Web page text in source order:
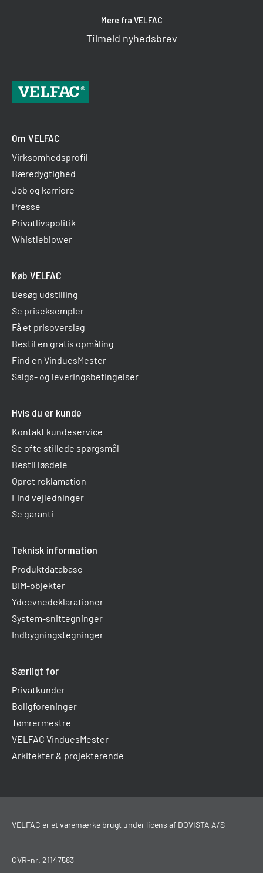
Mere fra VELFAC
Tilmeld nyhedsbrev
Om VELFAC
Virksomhedsprofil
Bæredygtighed
Job og karriere
Presse
Privatlivspolitik
Whistleblower
Køb VELFAC
Besøg udstilling
Se priseksempler
Få et prisoverslag
Bestil en gratis opmåling
Find en VinduesMester
Salgs- og leveringsbetingelser
Hvis du er kunde
Kontakt kundeservice
Se ofte stillede spørgsmål
Bestil løsdele
Opret reklamation
Find vejledninger
Se garanti
Teknisk information
Produktdatabase
BIM-objekter
Ydeevnedeklarationer
System-snittegninger
Indbygningstegninger
Særligt for
Privatkunder
Boligforeninger
Tømrermestre
VELFAC VinduesMester
Arkitekter & projekterende
VELFAC er et varemærke brugt under licens af DOVISTA A/S
CVR-nr. 21147583